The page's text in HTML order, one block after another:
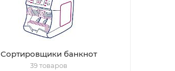
Сортировщики банкнот
39 товаров